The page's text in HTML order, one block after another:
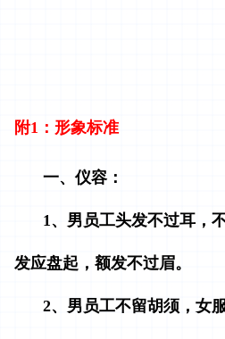
附1：形象标准
一、仪容：
1、男员工头发不过耳，
发应盘起，额发不过眉。
2、男员工不留胡须，女